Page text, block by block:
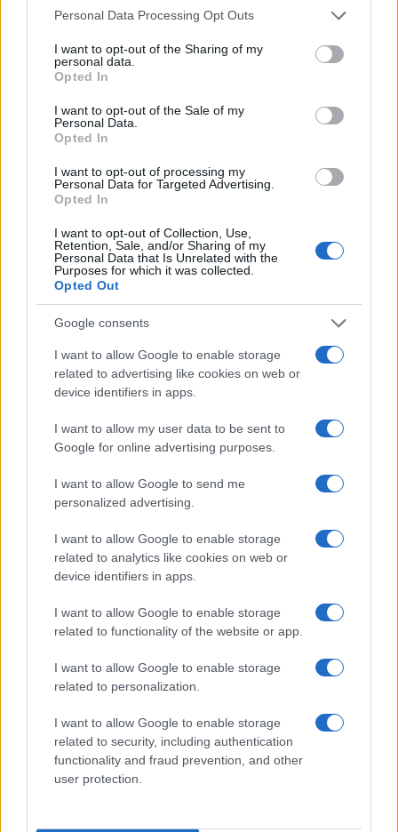
Please note that this website/app uses one or more Google
not limited to your visit or usage behaviour. You may click to
grant or deny consent to Google and its third-party tags to
use your data for below specified purposes in below Google
consent section.
Personal Data Processing Opt Outs
I want to opt-out of the Sharing of my
personal data.
Opted In
I want to opt-out of the Sale of my
Personal Data.
Opted In
I want to opt-out of processing my
Personal Data for Targeted Advertising.
Opted In
I want to opt-out of Collection, Use,
Retention, Sale, and/or Sharing of my
Personal Data that Is Unrelated with the
Purposes for which it was collected.
Opted Out
Google consents
I want to allow Google to enable storage
related to advertising like cookies on web or
device identifiers in apps.
I want to allow my user data to be sent to
Google for online advertising purposes.
I want to allow Google to send me
personalized advertising.
I want to allow Google to enable storage
related to analytics like cookies on web or
device identifiers in apps.
I want to allow Google to enable storage
related to functionality of the website or app.
I want to allow Google to enable storage
related to personalization.
I want to allow Google to enable storage
related to security, including authentication
functionality and fraud prevention, and other
user protection.
associato a un ambiente domestico adatto alla sua
routine e alle consuete attenzioni sanitarie,
sostiene un Bombay americano sano, in forma e
Camilla Pellegrini
Camilla Pellegrini, genovese e già infermiera,
racconta ancora la notte trascorsa nel pronto
soccorso di Sampierdarena quando decise di
tradurre esperienza clinica in contenuti
divulgativi. In redazione sostiene un
approccio rigoroso e porta con sé cartoline e
appunti di turni reali.
Continua a leggere